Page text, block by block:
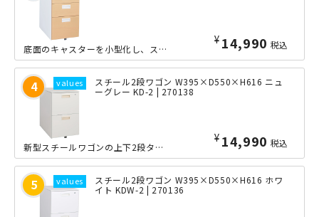
¥ 14,990 税込
底面のキャスターを小型化し、スチールワゴンの収納スペースを、さらに拡大した新モデ...
スチール2段ワゴン W395×D550×H616 ニュ
ーグレー KD-2 | 270138
¥ 14,990 税込
新型スチールワゴンの上下2段タイプです。当店取扱い事務用スチールデスクのカラーに...
スチール2段ワゴン W395×D550×H616 ホワ
イト KDW-2 | 270136